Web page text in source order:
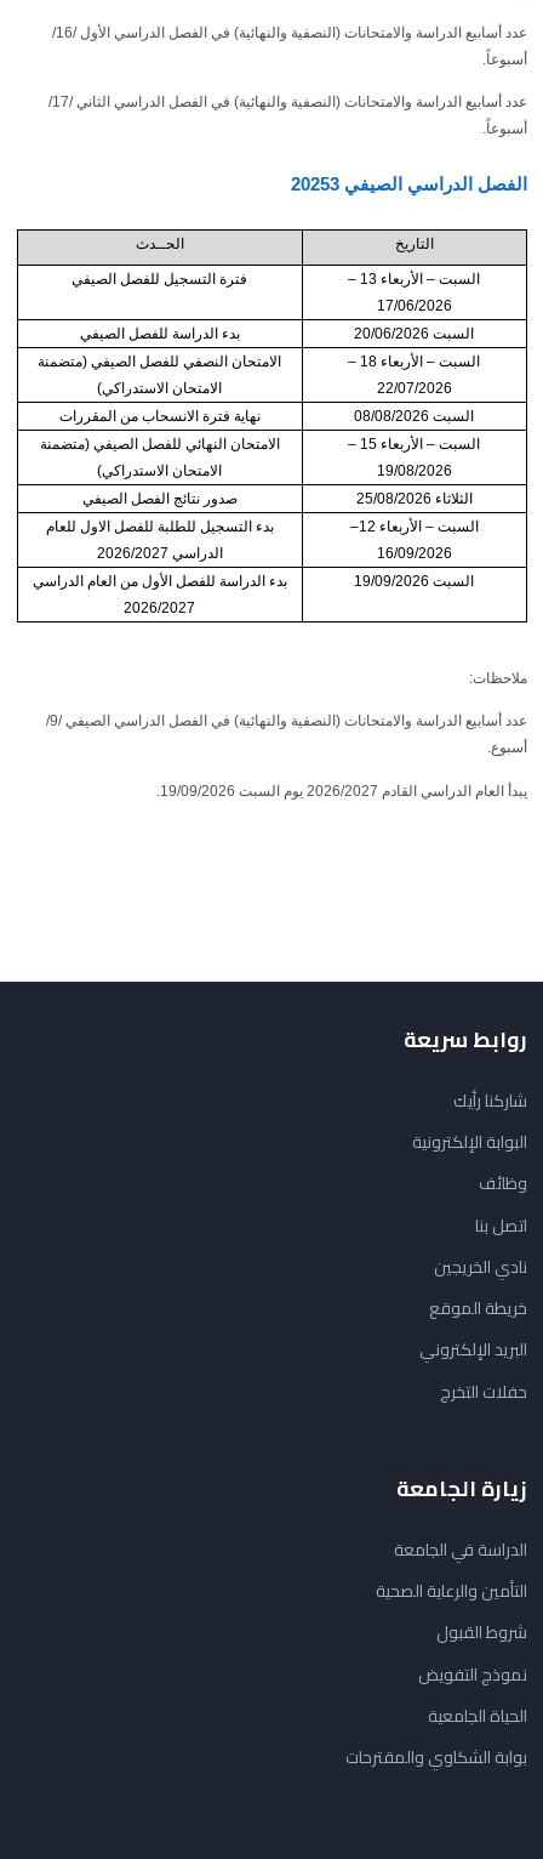
عدد أسابيع الدراسة والامتحانات (النصفية والنهائية) في الفصل الدراسي الأول /16/
أسبوعاً.
عدد أسابيع الدراسة والامتحانات (النصفية والنهائية) في الفصل الدراسي الثاني /17/
أسبوعاً.
الفصل الدراسي الصيفي 20253
التاريخ الحــدث
السبت – الأربعاء 13 –
17/06/2026
فترة التسجيل للفصل الصيفي
السبت 20/06/2026
بدء الدراسة للفصل الصيفي
السبت – الأربعاء 18 –
22/07/2026
الامتحان النصفي للفصل الصيفي (متضمنة
الامتحان الاستدراكي)
السبت 08/08/2026
نهاية فترة الانسحاب من المقررات
السبت – الأربعاء 15 –
19/08/2026
الامتحان النهائي للفصل الصيفي (متضمنة
الامتحان الاستدراكي)
الثلاثاء 25/08/2026
صدور نتائج الفصل الصيفي
السبت – الأربعاء 12–
16/09/2026
بدء التسجيل للطلبة للفصل الاول للعام
الدراسي 2026/2027
السبت 19/09/2026
بدء الدراسة للفصل الأول من العام الدراسي
2026/2027
ملاحظات:
عدد أسابيع الدراسة والامتحانات (النصفية والنهائية) في الفصل الدراسي الصيفي /9/
أسبوع.
يبدأ العام الدراسي القادم 2026/2027 يوم السبت 19/09/2026.
روابط سريعة
شاركنا رأيك
البوابة الإلكترونية
وظائف
اتصل بنا
نادي الخريجين
خريطة الموقع
البريد الإلكتروني
حفلات التخرج
زيارة الجامعة
الدراسة في الجامعة
التأمين والرعاية الصحية
شروط القبول
نموذج التفويض
الحياة الجامعية
بوابة الشكاوي والمقترحات